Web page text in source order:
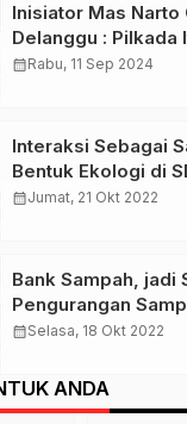
Inisiator Mas Narto
Delanggu : Pilkada
Menentukan Masa
calendar_monthRabu, 11 Sep 2024
Interaksi Sebagai
Bentuk Ekologi di
calendar_monthJumat, 21 Okt 2022
Bank Sampah, jadi
Pengurangan
Trirejo
calendar_monthSelasa, 18 Okt 2022
ANDA